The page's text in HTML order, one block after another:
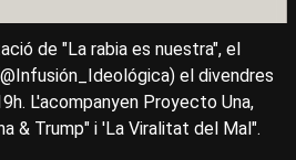
de "La rabia es nuestra", el
el divendres
L'acompanyen Proyecto Una,
& Trump" i 'La Viralitat del Mal".